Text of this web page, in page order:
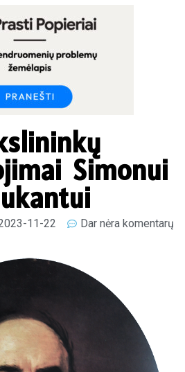
Simonui
11-22 Dar nėra komentarų